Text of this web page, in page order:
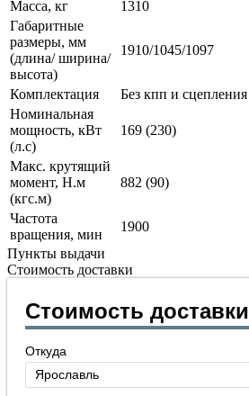
Масса, кг
1310
Габаритные
размеры, мм
(длина/ ширина/
высота)
1910/1045/1097
Комплектация
Без кпп и сцепления
Номинальная
мощность, кВт
(л.с)
169 (230)
Макс. крутящий
момент, Н.м
(кгс.м)
882 (90)
Частота
вращения, мин
1900
Пункты выдачи
Стоимость доставки
Стоимость доставки
Откуда